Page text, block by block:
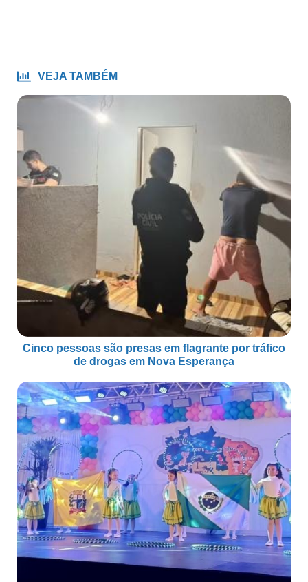
VEJA TAMBÉM
Cinco pessoas são presas em flagrante por tráfico
de drogas em Nova Esperança